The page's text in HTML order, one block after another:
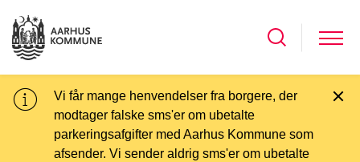
Vi får mange henvendelser fra borgere, der
modtager falske sms'er om ubetalte
parkeringsafgifter med Aarhus Kommune som
afsender. Vi sender aldrig sms'er om ubetalte